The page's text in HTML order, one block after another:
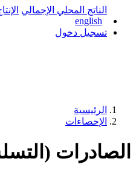
الناتج المحلي الإجمالي
english
تسجيل دخول
الرئيسية
الإحصاءات
الصادرات